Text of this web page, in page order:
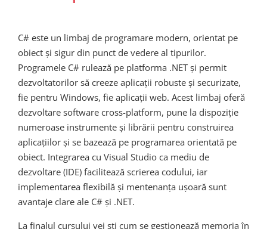
C# este un limbaj de programare modern, orientat pe
obiect și sigur din punct de vedere al tipurilor.
Programele C# rulează pe platforma .NET și permit
dezvoltatorilor să creeze aplicații robuste și securizate,
fie pentru Windows, fie aplicații web. Acest limbaj oferă
dezvoltare software cross-platform, pune la dispoziție
numeroase instrumente și librării pentru construirea
aplicațiilor și se bazează pe programarea orientată pe
obiect. Integrarea cu Visual Studio ca mediu de
dezvoltare (IDE) facilitează scrierea codului, iar
implementarea flexibilă și mentenanța ușoară sunt
avantaje clare ale C# și .NET.
La finalul cursului vei ști cum se gestionează memoria în